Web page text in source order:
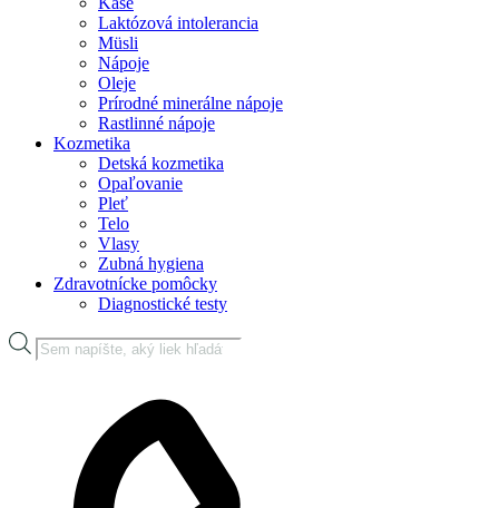
Laktózová intolerancia
Müsli
Nápoje
Oleje
Prírodné minerálne nápoje
Rastlinné nápoje
Kozmetika
Detská kozmetika
Opaľovanie
Pleť
Telo
Vlasy
Zubná hygiena
Zdravotnícke pomôcky
Diagnostické testy
Products
search